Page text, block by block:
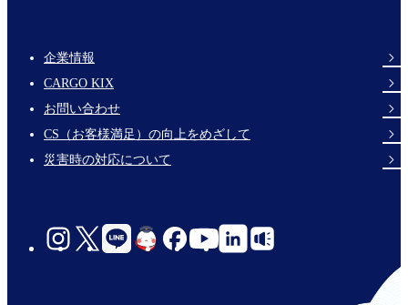
Footer
Links
企業情報
CARGO KIX
お問い合わせ
CS（お客様満足）の向上をめざして
災害時の対応について
social-